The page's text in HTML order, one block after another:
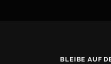
BLEIBE AUF